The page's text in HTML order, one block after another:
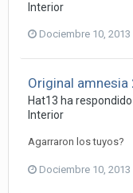
Interior
Dociembre 10, 2013
Original
Hat13 ha
Interior
Agarraron los tuyos?
Dociembre 10, 2013